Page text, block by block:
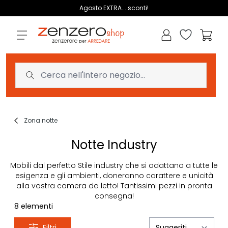
Agosto EXTRA... sconti!
Lista dei
Zona notte
Notte Industry
Mobili dal perfetto Stile industry che si adattano a tutte le
esigenza e gli ambienti, doneranno carattere e unicità
alla vostra camera da letto! Tantissimi pezzi in pronta
consegna!
8 elementi